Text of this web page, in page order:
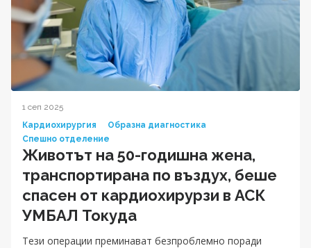
1 сеп 2025
Кардиохирургия
Образна диагностика
Спешно отделение
Животът на 50-годишна жена,
транспортирана по въздух, беше
спасен от кардиохирурзи в АСК
УМБАЛ Токуда
Тези операции преминават безпроблемно поради